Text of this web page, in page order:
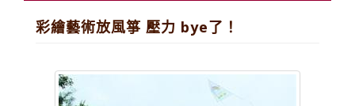
彩繪藝術放風箏 壓力 bye了！